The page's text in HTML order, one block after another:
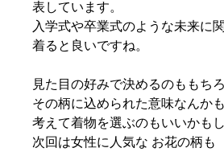
表しています。
入学式や卒業式のような未来に
着ると良いですね。
見た目の好みで決めるのももち
その柄に込められた意味なんかも
考えて着物を選ぶのもいいかも
次回は女性に人気な お花の柄も